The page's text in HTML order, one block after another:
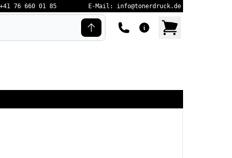
76 660 01 85 E-Mail: info@tonerdruck.de